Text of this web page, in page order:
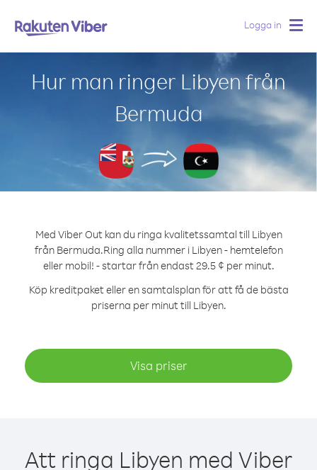
Logga in
Hur man ringer Libyen från
Bermuda
Med Viber Out kan du ringa kvalitetssamtal till Libyen
från Bermuda.Ring alla nummer i Libyen - hemtelefon
eller mobil! - startar från endast 29.5 ¢ per minut.
Köp kreditpaket eller en samtalsplan för att få de bästa
priserna per minut till Libyen.
Visa priser
Att ringa Libyen med Viber